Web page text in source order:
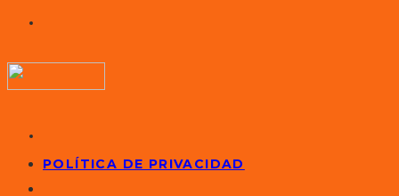
POLÍTICA DE PRIVACIDAD